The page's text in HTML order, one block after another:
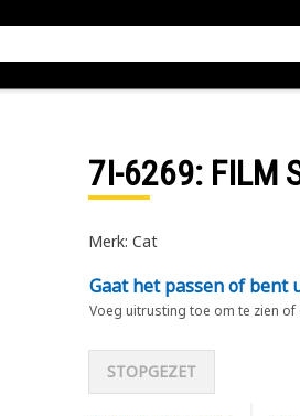
7I-6269: FILM
Merk: Cat
Gaat het passen of bent
Voeg uitrusting toe om te zien
STOPGEZET